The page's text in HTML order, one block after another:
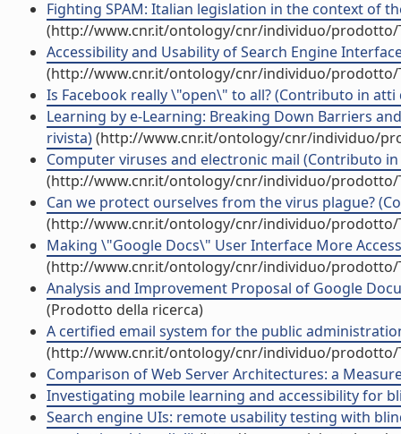
Fighting SPAM: Italian legislation in the context of
(http://www.cnr.it/ontology/cnr/individuo/prodotto/
Accessibility and Usability of Search Engine
(http://www.cnr.it/ontology/cnr/individuo/prodotto/
Is Facebook really \"open\" to all? (Contributo in atti
Learning by e-Learning: Breaking Down Barriers
rivista)(http://www.cnr.it/ontology/cnr/individuo/
Computer viruses and electronic mail (Contributo
(http://www.cnr.it/ontology/cnr/individuo/prodotto/
Can we protect ourselves from the virus plague?
(http://www.cnr.it/ontology/cnr/individuo/prodotto/
Making \"Google Docs\" User Interface More
(http://www.cnr.it/ontology/cnr/individuo/prodotto/
Analysis and Improvement Proposal of Google
(Prodotto della ricerca)
A certified email system for the public
(http://www.cnr.it/ontology/cnr/individuo/prodotto/
Comparison of Web Server Architectures: a
Investigating mobile learning and accessibility for
Search engine UIs: remote usability testing with